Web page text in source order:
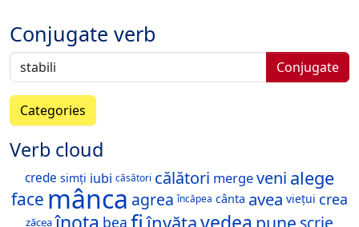
Conjugate verb
Conjugate
Categories
Verb cloud
crede simți iubi căsători călători mergeveni alege
face mânca agrea încăpea cânta avea viețui crea
zăcea bea